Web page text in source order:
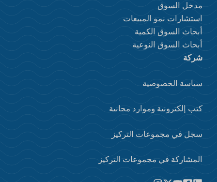
مدخل السوق
استشارات نمو المبيعات
أبحاث السوق الكمية
أبحاث السوق النوعية
شركة
سياسة الخصوصية
كتب إلكترونية وموارد مجانية
سجل في مجموعات التركيز
المشاركة في مجموعات التركيز